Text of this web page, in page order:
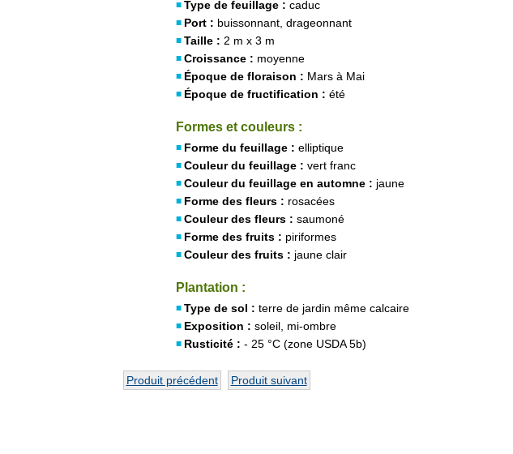
Type de feuillage : caduc
Port : buissonnant, drageonnant
Taille : 2 m x 3 m
Croissance : moyenne
Époque de floraison : Mars à Mai
Époque de fructification : été
Formes et couleurs :
Forme du feuillage : elliptique
Couleur du feuillage : vert franc
Couleur du feuillage en automne : jaune
Forme des fleurs : rosacées
Couleur des fleurs : saumoné
Forme des fruits : piriformes
Couleur des fruits : jaune clair
Plantation :
Type de sol : terre de jardin même calcaire
Exposition : soleil, mi-ombre
Rusticité : - 25 °C (zone USDA 5b)
Produit précédent Produit suivant